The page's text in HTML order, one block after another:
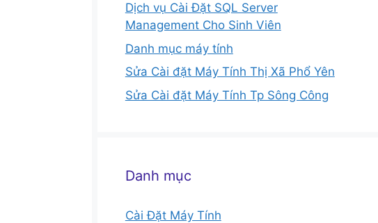
Dịch vụ Cài Đặt SQL Server
Management Cho Sinh Viên
Danh mục máy tính
Sửa Cài đặt Máy Tính Thị Xã Phổ Yên
Sửa Cài đặt Máy Tính Tp Sông Công
Danh mục
Cài Đặt Máy Tính